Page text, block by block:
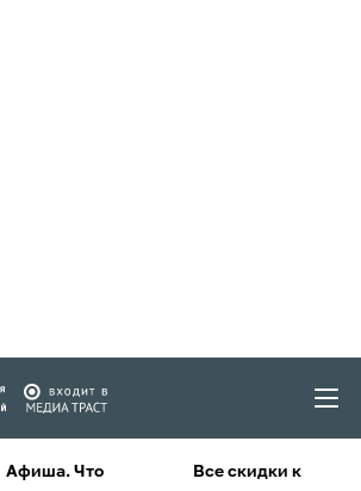
Афиша. Что
Все скидки к